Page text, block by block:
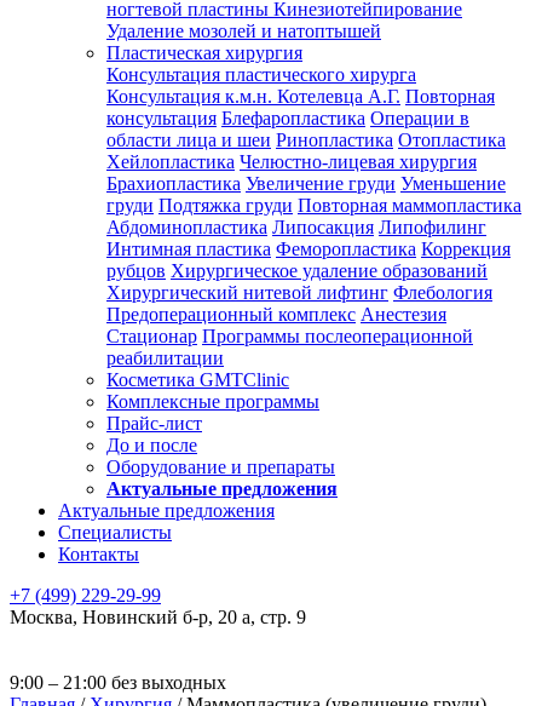
ногтевой пластины Кинезиотейпирование
Удаление мозолей и натоптышей
Пластическая хирургия
Консультация пластического хирурга
Консультация к.м.н. Котелевца А.Г. Повторная
консультация Блефаропластика Операции в
области лица и шеи Ринопластика Отопластика
Хейлопластика Челюстно-лицевая хирургия
Брахиопластика Увеличение груди Уменьшение
груди Подтяжка груди Повторная маммопластика
Абдоминопластика Липосакция Липофилинг
Интимная пластика Феморопластика Коррекция
рубцов Хирургическое удаление образований
Хирургический нитевой лифтинг Флебология
Предоперационный комплекс Анестезия
Стационар Программы послеоперационной
реабилитации
Косметика GMTClinic
Комплексные программы
Прайс-лист
До и после
Оборудование и препараты
Актуальные предложения
Актуальные предложения
Специалисты
Контакты
+7 (499) 229-29-99
Москва, Новинский б-р, 20 а, стр. 9
9:00 – 21:00 без выходных